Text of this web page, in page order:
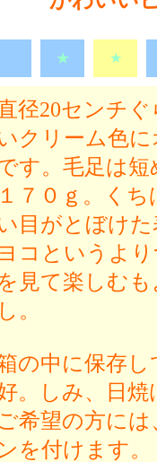
★ ★
径20センチ
クリーム色
す。毛足は
１７０ｇ。く
目がとぼけ
ヨコというよ
見て楽しむ
し。
の中に保存
。しみ、日
希望の方に
ンを付けます。